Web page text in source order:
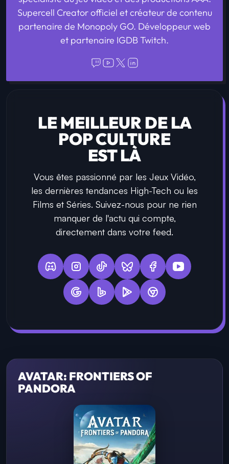
Supercell Creator officiel et créateur de contenu
partenaire de Monopoly GO. Développeur web
et partenaire IGDB Twitch.
LE MEILLEUR DE LA
POP CULTURE
EST LÀ
Vous êtes passionné par les Jeux Vidéo,
les dernières tendances High-Tech ou les
Films et Séries. Suivez-nous pour ne rien
manquer de l'actu qui compte,
directement dans votre feed.
AVATAR: FRONTIERS OF
PANDORA